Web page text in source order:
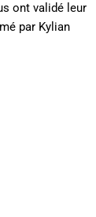
ont validé leur
par Kylian